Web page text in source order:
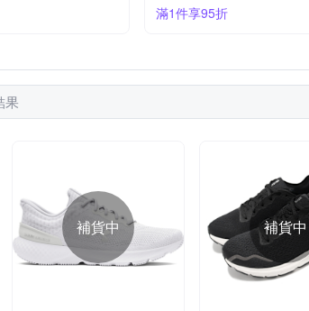
滿1件享95折
果
補貨中 補貨中